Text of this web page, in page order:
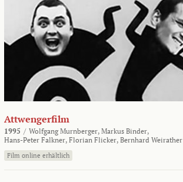
Attwengerfilm
1995 / Wolfgang Murnberger, Markus Binder,
Hans-Peter Falkner, Florian Flicker, Bernhard Weirather
Film online erhältlich